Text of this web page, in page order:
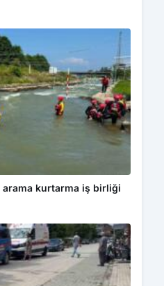
arama kurtarma iş birliği